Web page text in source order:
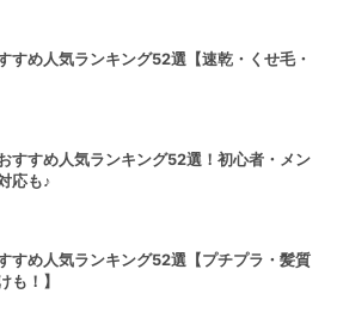
すめ人気ランキング52選【速乾・くせ毛・
すすめ人気ランキング52選！初心者・メン
応も♪
すめ人気ランキング52選【プチプラ・髪質
も！】